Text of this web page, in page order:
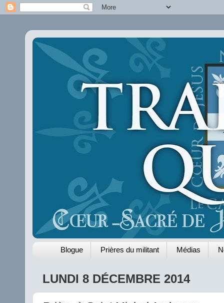
Blogue Prières du militant Médias
LUNDI 8 DÉCEMBRE 2014